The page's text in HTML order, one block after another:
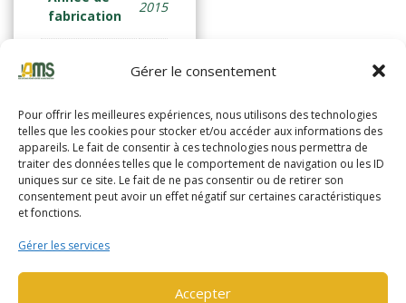
Gérer le consentement
Pour offrir les meilleures expériences, nous utilisons des technologies
telles que les cookies pour stocker et/ou accéder aux informations des
appareils. Le fait de consentir à ces technologies nous permettra de
traiter des données telles que le comportement de navigation ou les ID
uniques sur ce site. Le fait de ne pas consentir ou de retirer son
consentement peut avoir un effet négatif sur certaines caractéristiques
et fonctions.
Gérer les services
Accepter
fabrication
2015
Lire la suite